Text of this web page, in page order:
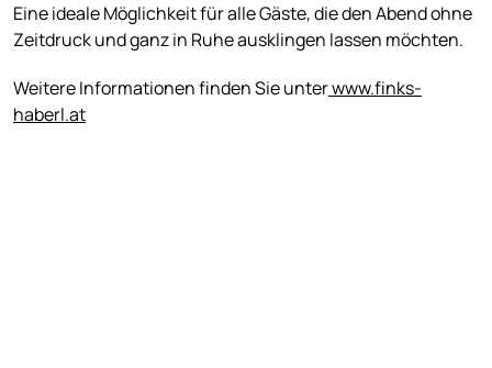
Eine ideale Möglichkeit für alle Gäste, die den Abend ohne
Zeitdruck und ganz in Ruhe ausklingen lassen möchten.
Weitere Informationen finden Sie unterwww.finks-
haberl.at